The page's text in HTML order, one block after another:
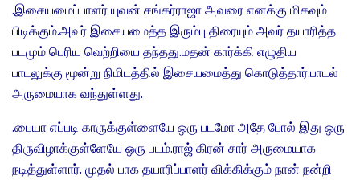
.இசையமைப்பாளர் யுவன் சங்கர்ராஜா அவரை எனக்கு மிகவும்
பிடிக்கும்.அவர் இசையமைத்த இரும்பு திரையும் அவர் தயாரித்த
படமும் பெரிய வெற்றியை தந்தது.மதன் கார்க்கி எழுதிய
பாடலுக்கு மூன்று நிமிடத்தில் இசையமைத்து கொடுத்தார்.பாடல்
அருமையாக வந்துள்ளது.
.பையா எப்படி காருக்குள்ளையே ஒரு படமோ அதே போல் இது ஒரு
திருவிழாக்குள்ளேயே ஒரு படம்.ராஜ் கிரன் சார் அருமையாக
நடித்துள்ளார். முதல் பாக தயாரிப்பாளர் விக்கிக்கும் நான் நன்றி